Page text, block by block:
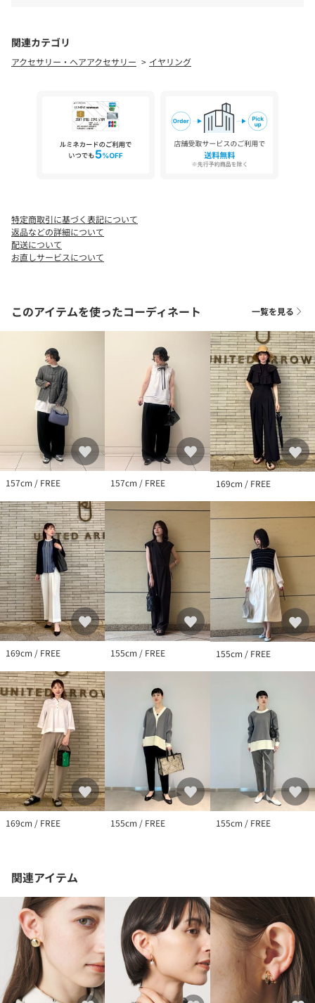
り、実際の色味と異なって見える場合がございます。あらかじめ
ご了承ください。
※商品の色味の目安は、商品単体の画像をご参照ください。
下記の品名/品番をお申し付けください。
品名：UA PETIT BJ E 品番：17336000042
関連カテゴリ
アクセサリー・ヘアアクセサリー イヤリング
特定商取引に基づく表記について
返品などの詳細について
配送について
お直しサービスについて
このアイテムを使ったコーディネート 一覧を見る
157cm / FREE 157cm / FREE 169cm / FREE
169cm / FREE 155cm / FREE 155cm / FREE
169cm / FREE 155cm / FREE 155cm / FREE
関連アイテム